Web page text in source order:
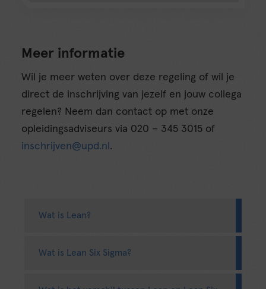
Meer informatie
Wil je meer weten over deze regeling of wil je
direct de inschrijving van jezelf en jouw collega
regelen? Neem dan contact op met onze
opleidingsadviseurs via 020 – 345 3015 of
inschrijven@upd.nl .
Wat is Lean?
Wat is Lean Six Sigma?